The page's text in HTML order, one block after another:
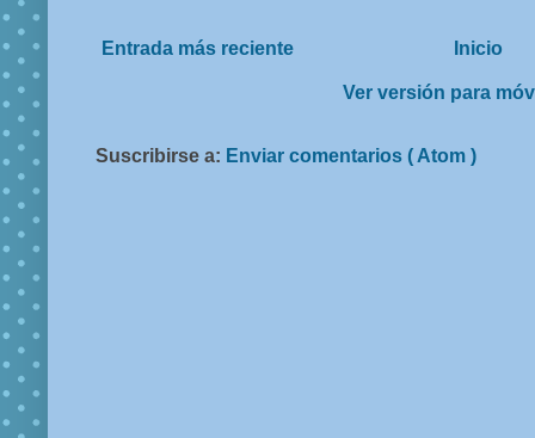
Entrada más reciente Inicio
Ver versión para
Suscribirse a: Enviar comentarios ( Atom )